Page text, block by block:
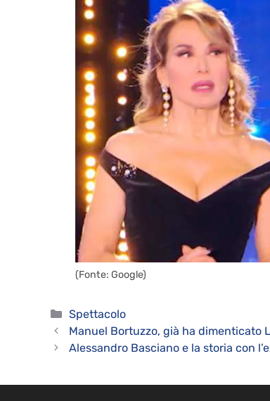
(Fonte: Google)
Categorie
Spettacolo
Manuel Bortuzzo, già ha dimenticato
Alessandro Basciano e la storia con